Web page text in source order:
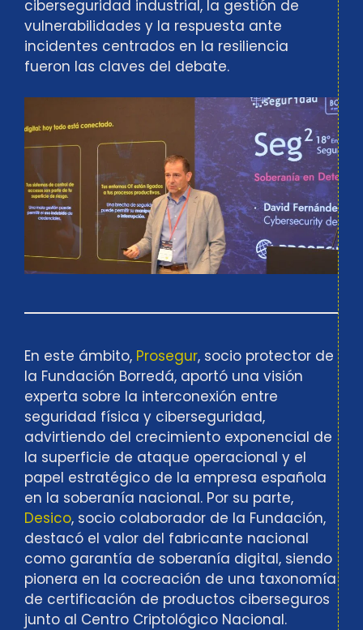
ciberseguridad industrial, la gestión de
vulnerabilidades y la respuesta ante
incidentes centrados en la resiliencia
fueron las claves del debate.
En este ámbito, Prosegur, socio protector de
la Fundación Borredá, aportó una visión
experta sobre la interconexión entre
seguridad física y ciberseguridad,
advirtiendo del crecimiento exponencial de
la superficie de ataque operacional y el
papel estratégico de la empresa española
en la soberanía nacional. Por su parte,
Desico, socio colaborador de la Fundación,
destacó el valor del fabricante nacional
como garantía de soberanía digital, siendo
pionera en la cocreación de una taxonomía
de certificación de productos ciberseguros
junto al Centro Criptológico Nacional.